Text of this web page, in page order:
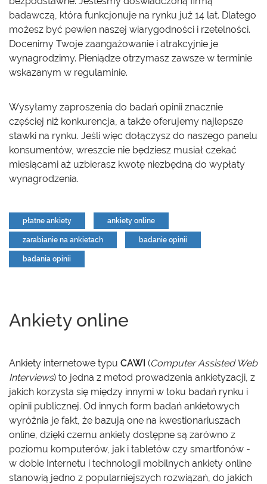
badawczą, która funkcjonuje na rynku już 14 lat. Dlatego
możesz być pewien naszej wiarygodności i rzetelności.
Docenimy Twoje zaangażowanie i atrakcyjnie je
wynagrodzimy. Pieniądze otrzymasz zawsze w terminie
wskazanym w regulaminie.
Wysyłamy zaproszenia do badań opinii znacznie
częściej niż konkurencja, a także oferujemy najlepsze
stawki na rynku. Jeśli więc dołączysz do naszego panelu
konsumentów, wreszcie nie będziesz musiał czekać
miesiącami aż uzbierasz kwotę niezbędną do wypłaty
wynagrodzenia.
płatne ankiety ankiety online
zarabianie na ankietach badanie opinii
badania opinii
Ankiety online
Ankiety internetowe typu CAWI (Computer Assisted Web
Interviews) to jedna z metod prowadzenia ankietyzacji, z
jakich korzysta się między innymi w toku badań rynku i
opinii publicznej. Od innych form badań ankietowych
wyróżnia je fakt, że bazują one na kwestionariuszach
online, dzięki czemu ankiety dostępne są zarówno z
poziomu komputerów, jak i tabletów czy smartfonów -
w dobie Internetu i technologii mobilnych ankiety online
stanowią jedno z popularniejszych rozwiązań, do jakich